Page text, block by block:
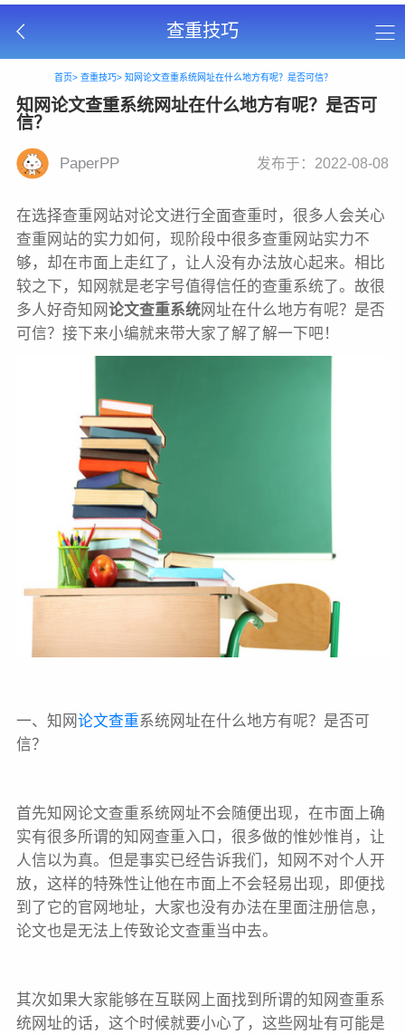
查重技巧
首页> 查重技巧> 知网论文查重系统网址在什么地方有呢？是否可信？
知网论文查重系统网址在什么地方有呢？是否可
信？
PaperPP 发布于：2022-08-08
在选择查重网站对论文进行全面查重时，很多人会关心
查重网站的实力如何，现阶段中很多查重网站实力不
够，却在市面上走红了，让人没有办法放心起来。相比
较之下，知网就是老字号值得信任的查重系统了。故很
多人好奇知网论文查重系统网址在什么地方有呢？是否
可信？接下来小编就来带大家了解了解一下吧！
一、知网论文查重系统网址在什么地方有呢？是否可
信？
首先知网论文查重系统网址不会随便出现，在市面上确
实有很多所谓的知网查重入口，很多做的惟妙惟肖，让
人信以为真。但是事实已经告诉我们，知网不对个人开
放，这样的特殊性让他在市面上不会轻易出现，即便找
到了它的官网地址，大家也没有办法在里面注册信息，
论文也是无法上传致论文查重当中去。
其次如果大家能够在互联网上面找到所谓的知网查重系
统网址的话，这个时候就要小心了，这些网址有可能是